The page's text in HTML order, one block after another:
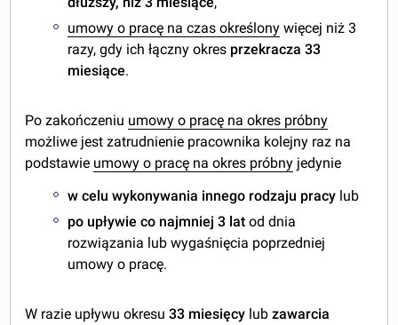
umowy o pracę na czas określony więcej niż 3
razy, gdy ich łączny okres przekracza 33
miesiące.
Po zakończeniu umowy o pracę na okres próbny
możliwe jest zatrudnienie pracownika kolejny raz na
podstawie umowy o pracę na okres próbny jedynie
w celu wykonywania innego rodzaju pracy lub
po upływie co najmniej 3 latod dnia
rozwiązania lub wygaśnięcia poprzedniej
umowy o pracę.
W razie upływu okresu33 miesięcy lubzawarcia